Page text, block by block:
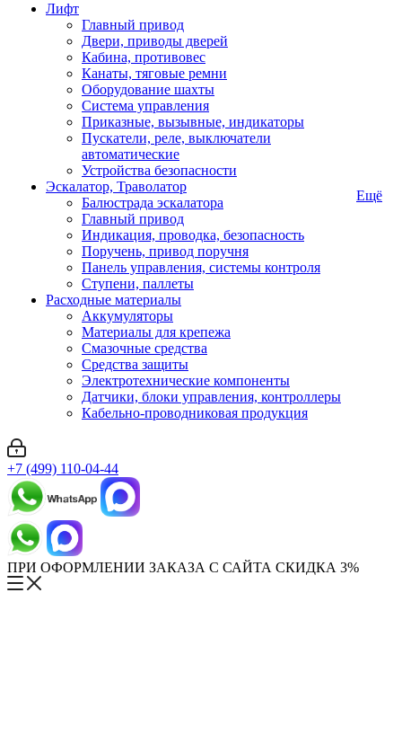
Лифт
Главный привод
Двери, приводы дверей
Кабина, противовес
Канаты, тяговые ремни
Оборудование шахты
Система управления
Приказные, вызывные, индикаторы
Пускатели, реле, выключатели
автоматические
Устройства безопасности
Эскалатор, Траволатор
Балюстрада эскалатора
Главный привод
Индикация, проводка, безопасность
Поручень, привод поручня
Панель управления, системы контроля
Ступени, паллеты
Расходные материалы
Аккумуляторы
Материалы для крепежа
Смазочные средства
Средства защиты
Электротехнические компоненты
Датчики, блоки управления, контроллеры
Кабельно-проводниковая продукция
Ещё
+7 (499) 110-04-44
ПРИ ОФОРМЛЕНИИ ЗАКАЗА С САЙТА СКИДКА 3%